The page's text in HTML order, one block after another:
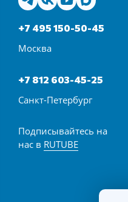
+7 495 150-50-45
Москва
+7 812 603-45-25
Санкт-Петербург
Подписывайтесь на
нас в RUTUBE